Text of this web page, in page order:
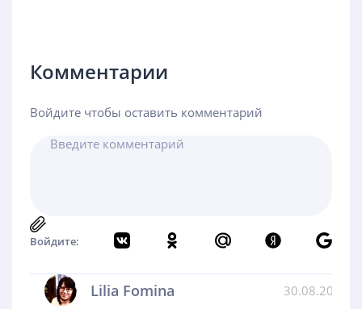
Комментарии
Войдите чтобы оставить комментарий
Войдите:
Lilia Fomina 30.08.2024